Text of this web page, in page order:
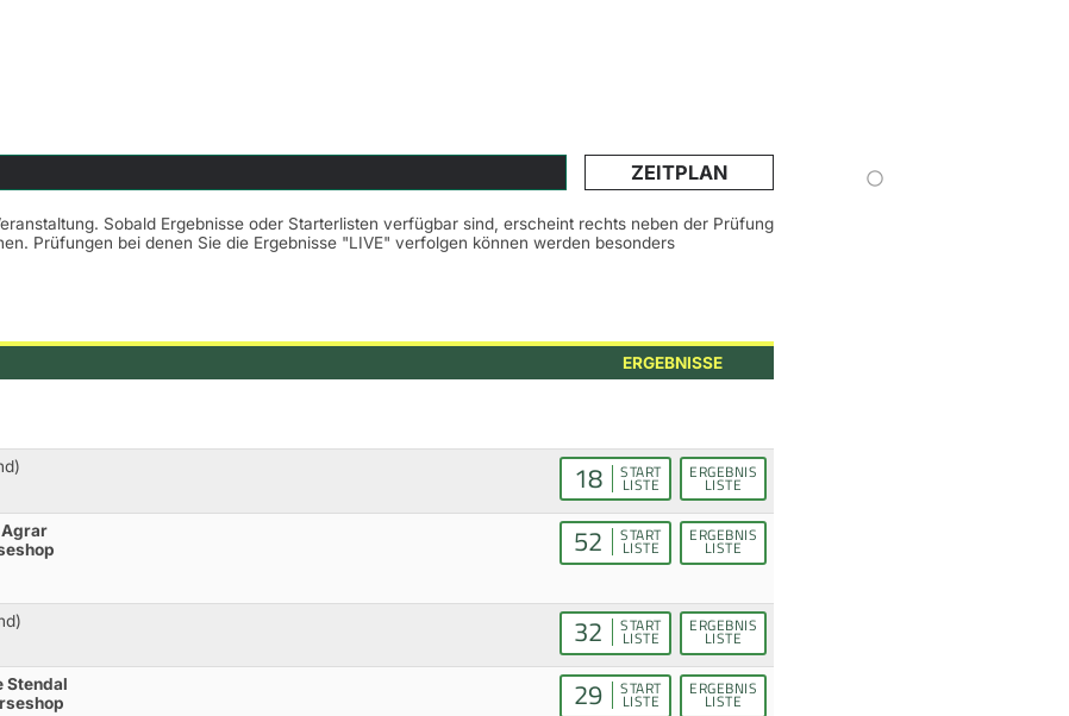
ZEITPLAN
Sobald Ergebnisse oder Starterlisten verfügbar sind, erscheint rechts neben der Prüfung
Prüfungen bei denen Sie die Ergebnisse "LIVE" verfolgen können werden besonders
ERGEBNISSE
18 START
LISTE
ERGEBNIS
LISTE
Agrar
52 START
LISTE
ERGEBNIS
LISTE
32 START
LISTE
ERGEBNIS
LISTE
Stendal
29 START
LISTE
ERGEBNIS
LISTE